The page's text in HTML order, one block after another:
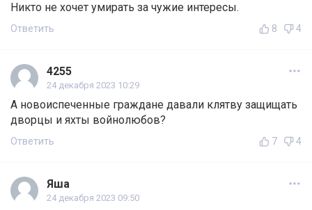
Никто не хочет умирать за чужие интересы.
Ответить 8 4
4255
24 декабря 2023 10:29
А новоиспеченные граждане давали клятву защищать
дворцы и яхты войнолюбов?
Ответить 7 4
Яша
24 декабря 2023 09:50